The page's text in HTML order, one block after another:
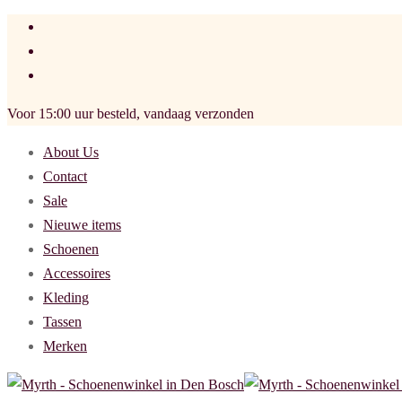
Voor 15:00 uur besteld, vandaag verzonden
About Us
Contact
Sale
Nieuwe items
Schoenen
Accessoires
Kleding
Tassen
Merken